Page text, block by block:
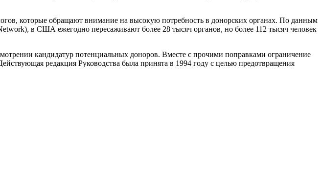
которые обращают внимание на высокую потребность в донорских органах. По данным
в США ежегодно пересаживают более 28 тысяч органов, но более 112 тысяч человек
кандидатур потенциальных доноров. Вместе с прочими поправками ограничение
редакция Руководства была принята в 1994 году с целью предотвращения